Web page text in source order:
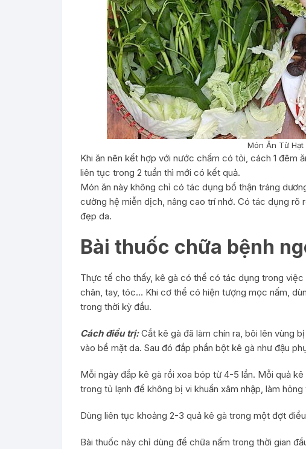
Món Ăn Từ Hạt
Khi ăn nên kết hợp với nước chấm có tỏi, cách 1 đêm
liên tục trong 2 tuần thì mới có kết quả.
Món ăn này không chỉ có tác dụng bổ thận tráng
cường hệ miễn dịch, nâng cao trí nhớ. Có tác dụng rõ
đẹp da.
Bài thuốc chữa bệnh
Thực tế cho thấy, kê gà có thể có tác dụng trong
chân, tay, tóc… Khi cơ thể có hiện tượng mọc nấm,
trong thời kỳ đầu.
Cách điều trị:Cắt kê gà đã làm chín ra, bôi lên vùng
vào bề mặt da. Sau đó đắp phần bột kê gà như đậu
Mỗi ngày đắp kê gà rồi xoa bóp từ 4-5 lần. Mỗi quả
trong tủ lạnh để không bị vi khuẩn xâm nhập, làm
Dùng liên tục khoảng 2-3 quả kê gà trong một đợt
Bài thuốc này chỉ dùng để chữa nấm trong thời gian